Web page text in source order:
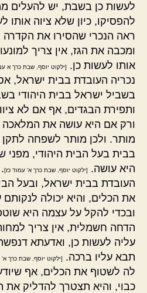
לעשות כן בשבת, יש להעלים
להפסיקו, כיון שלא ציוה אותו
ראה הנכרי שהסירו את
ומכבה את הגז, אין צריך
אותו לעשות כן.
[ילקוט יוסף, שבת כרך א
נכריה העובדת בבית ישראל,
בשביל ישראל בבית היהודי
ותפירת הבגדים, אף אם לא
ורק אם היא עושה את
מותר. ולכן מותר לשפחה
בבית בעל הבית היהודי,
היא עושה.
[ילקוט יוסף, שבת כרך א' עמוד כז].
העובדת בבית ישראל, ובעל
את הכלים, והיא יכולה לנקותם
ובכדי להקל על עצמה היא
הדחה חשמלית, אין צריך
עליה לעשות כן, ואדעתא
תבא עליו ברכה.
[ילקוט יוסף, שבת כרך א'
לה לשטוף את הכלים, אף
כבוי, והיא תצטרך להדליק את